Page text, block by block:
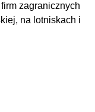
zagranicznych
na lotniskach i